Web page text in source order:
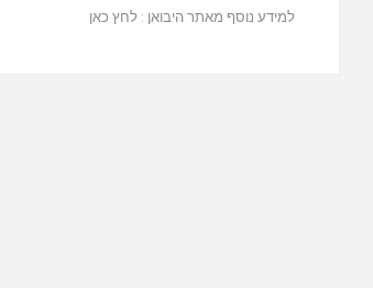
למידע נוסף מאתר היבואן : לחץ כאן